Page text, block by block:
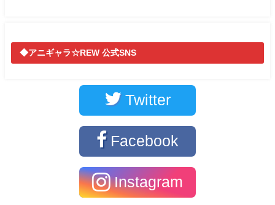
◆アニギャラ☆REW 公式SNS
Twitter
Facebook
Instagram